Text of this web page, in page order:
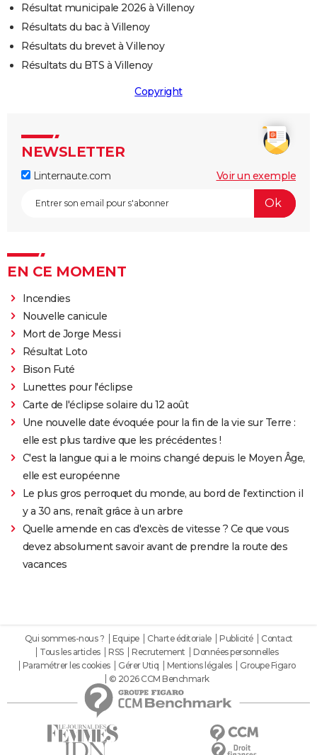
Résultat municipale 2026 à Villenoy
Résultats du bac à Villenoy
Résultats du brevet à Villenoy
Résultats du BTS à Villenoy
Copyright
NEWSLETTER
Linternaute.com Voir un exemple
EN CE MOMENT
Incendies
Nouvelle canicule
Mort de Jorge Messi
Résultat Loto
Bison Futé
Lunettes pour l'éclipse
Carte de l'éclipse solaire du 12 août
Une nouvelle date évoquée pour la fin de la vie sur Terre :
elle est plus tardive que les précédentes !
C'est la langue qui a le moins changé depuis le Moyen Âge,
elle est européenne
Le plus gros perroquet du monde, au bord de l'extinction il
y a 30 ans, renaît grâce à un arbre
Quelle amende en cas d'excès de vitesse ? Ce que vous
devez absolument savoir avant de prendre la route des
vacances
Qui sommes-nous ? Equipe Charte éditoriale Publicité
Contact
Tous les articles
RSS Recrutement
Données personnelles
Paramétrer les cookies
Gérer Utiq Mentions légales
Groupe Figaro
© 2026 CCM Benchmark